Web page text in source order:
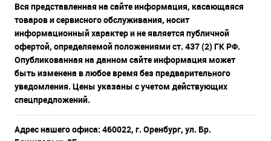
Вся представленная на сайте информация, касающаяся
товаров и сервисного обслуживания, носит
информационный характер и не является публичной
офертой, определяемой положениями ст. 437 (2) ГК РФ.
Опубликованная на данном сайте информация может
быть изменена в любое время без предварительного
уведомления. Цены указаны с учетом действующих
спецпредложений.
Адрес нашего офиса: 460022, г. Оренбург, ул. Бр.